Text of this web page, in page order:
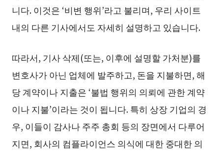
니다. 이것은 ‘비변 행위’라고 불리며, 우리 사이트
내의 다른 기사에서도 자세히 설명하고 있습니다.
따라서, 기사 삭제(또는, 이후에 설명할 가처분)를
변호사가 아닌 업체에 발주하고, 돈을 지불하면, 해
당 계약이나 지출은 ‘불법 행위의 의뢰에 관한 계약
이나 지불’이라는 것이 됩니다. 특히 상장 기업의 경
우, 이들이 감사나 주주 총회 등의 장면에서 다루어
지면, 회사의 컴플라이언스 의식에 대한 중대한 의